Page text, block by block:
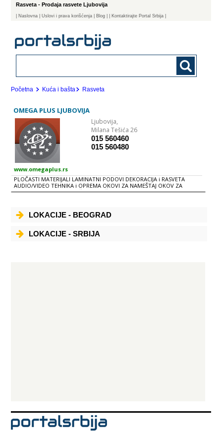
Rasveta - Prodaja rasvete Ljubovija
Naslovna | Uslovi i prava korišćenja Blog | Kontaktirajte Portal Srbija |
Početna Kuća i bašta Rasveta
OMEGA PLUS LJUBOVIJA
Ljubovija,
Milana Tešića 26
015 560460
015 560480
www.omegaplus.rs
PLOČASTI MATERIJALI LAMINATNI PODOVI DEKORACIJA i RASVETA
AUDIO/VIDEO TEHNIKA i OPREMA OKOVI ZA NAMEŠTAJ OKOV ZA
STOLARIJU IZRADA NAMEŠTAJA PO ŽELjI UGRADNA TEHNIKA
LOKACIJE - BEOGRAD
LOKACIJE - SRBIJA